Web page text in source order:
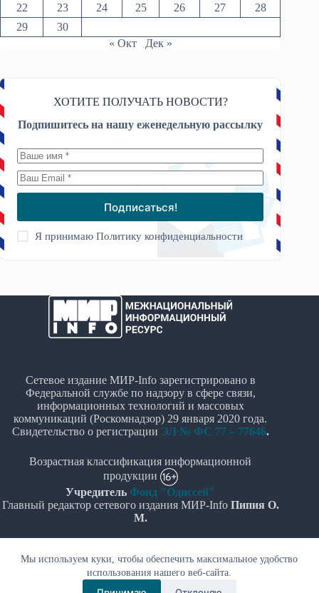
Мы используем куки, чтобы обеспечить максимальное удобство
использования нашего веб-сайта.
22
23 24 25 26 27
28
29
30
« Окт
Дек »
ХОТИТЕ ПОЛУЧАТЬ НОВОСТИ?
Подпишитесь на нашу еженедельную рассылку
Подписаться!
Я принимаюПолитику конфиденциальности
Сетевое издание МИР-Info зарегистрировано в
Федеральной службе по надзору в сфере связи,
информационных технологий и массовых
коммуникаций (Роскомнадзор) 29 января 2020 года.
Свидетельство о регистрации ЭЛ № ФС 77 – 77646.
Возрастная классификация информационной
продукции
Учредитель Фонд "Одиссей"
Главный редактор сетевого издания МИР-Info Пипия О.
М.
данных